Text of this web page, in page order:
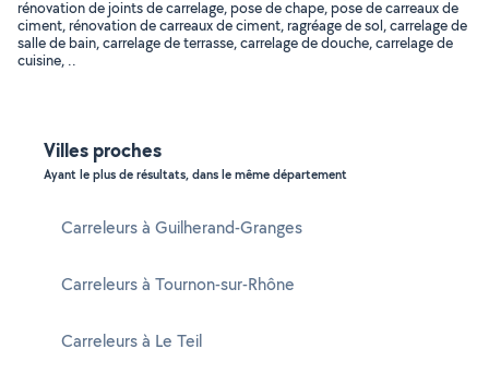
rénovation de joints de carrelage, pose de chape, pose de carreaux de
ciment, rénovation de carreaux de ciment, ragréage de sol, carrelage de
salle de bain, carrelage de terrasse, carrelage de douche, carrelage de
cuisine, ..
Villes proches
Ayant le plus de résultats, dans le même département
Carreleurs à Guilherand-Granges
Carreleurs à Tournon-sur-Rhône
Carreleurs à Le Teil